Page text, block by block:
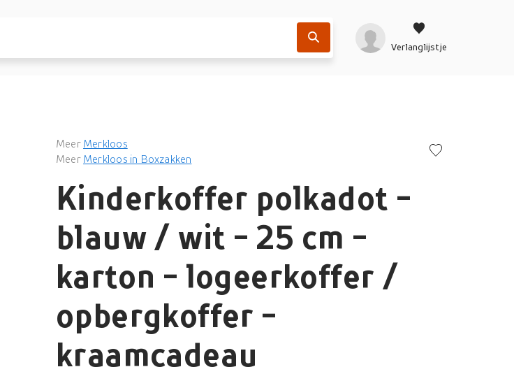
Verlanglijstje
Meer Merkloos
Meer Merkloos in Boxzakken
Kinderkoffer polkadot -
blauw / wit - 25 cm -
karton - logeerkoffer /
opbergkoffer -
kraamcadeau